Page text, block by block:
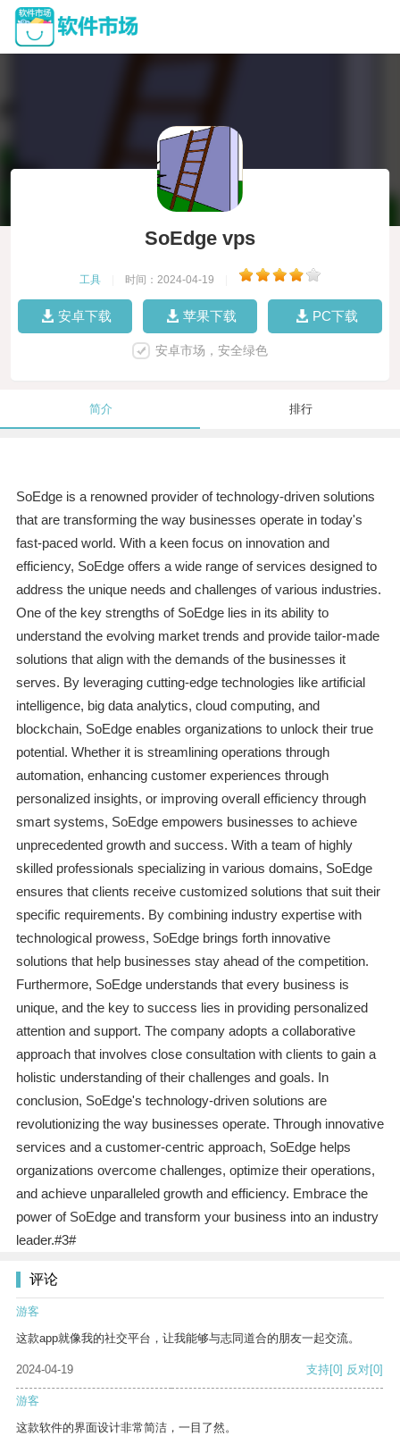
SoEdge vps
工具 时间：2024-04-19
安卓下载 苹果下载 PC下载
安卓市场，安全绿色
简介 排行
SoEdge is a renowned provider of technology-driven solutions
that are transforming the way businesses operate in today's
fast-paced world. With a keen focus on innovation and
efficiency, SoEdge offers a wide range of services designed to
address the unique needs and challenges of various industries.
One of the key strengths of SoEdge lies in its ability to
understand the evolving market trends and provide tailor-made
solutions that align with the demands of the businesses it
serves. By leveraging cutting-edge technologies like artificial
intelligence, big data analytics, cloud computing, and
blockchain, SoEdge enables organizations to unlock their true
potential. Whether it is streamlining operations through
automation, enhancing customer experiences through
personalized insights, or improving overall efficiency through
smart systems, SoEdge empowers businesses to achieve
unprecedented growth and success. With a team of highly
skilled professionals specializing in various domains, SoEdge
ensures that clients receive customized solutions that suit their
specific requirements. By combining industry expertise with
technological prowess, SoEdge brings forth innovative
solutions that help businesses stay ahead of the competition.
Furthermore, SoEdge understands that every business is
unique, and the key to success lies in providing personalized
attention and support. The company adopts a collaborative
approach that involves close consultation with clients to gain a
holistic understanding of their challenges and goals. In
conclusion, SoEdge's technology-driven solutions are
revolutionizing the way businesses operate. Through innovative
services and a customer-centric approach, SoEdge helps
organizations overcome challenges, optimize their operations,
and achieve unparalleled growth and efficiency. Embrace the
power of SoEdge and transform your business into an industry
leader.#3#
评论
游客
这款app就像我的社交平台，让我能够与志同道合的朋友一起交流。
2024-04-19 支持[0] 反对[0]
游客
这款软件的界面设计非常简洁，一目了然。